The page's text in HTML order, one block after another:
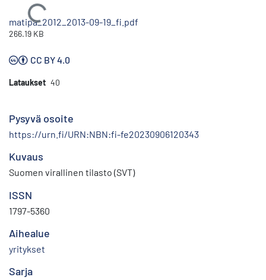
Ladataan...
matipa_2012_2013-09-19_fi.pdf
266.19 KB
CC BY 4.0
Lataukset 40
Pysyvä osoite
https://urn.fi/URN:NBN:fi-fe20230906120343
Kuvaus
Suomen virallinen tilasto (SVT)
ISSN
1797-5360
Aihealue
yritykset
Sarja